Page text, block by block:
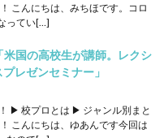
こんにちは、みちほです。コロ
ってい[…]
国の高校生が講師。レクシ
レゼンセミナー」
▶ 校プロとは ▶ ジャンル別まと
こんにちは、ゆあんです今回は